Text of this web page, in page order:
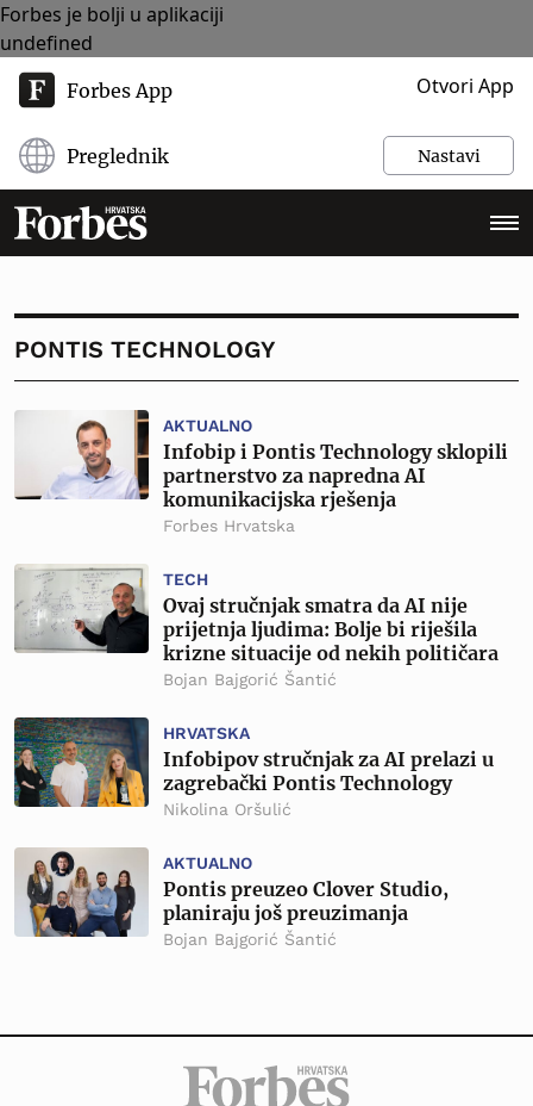
Forbes je bolji u aplikaciji
undefined
Forbes App Otvori App
Preglednik Nastavi
PONTIS TECHNOLOGY
AKTUALNO
Infobip i Pontis Technology sklopili
partnerstvo za napredna AI
komunikacijska rješenja
Forbes Hrvatska
TECH
Ovaj stručnjak smatra da AI nije
prijetnja ljudima: Bolje bi riješila
krizne situacije od nekih političara
Bojan Bajgorić Šantić
HRVATSKA
Infobipov stručnjak za AI prelazi u
zagrebački Pontis Technology
Nikolina Oršulić
AKTUALNO
Pontis preuzeo Clover Studio,
planiraju još preuzimanja
Bojan Bajgorić Šantić